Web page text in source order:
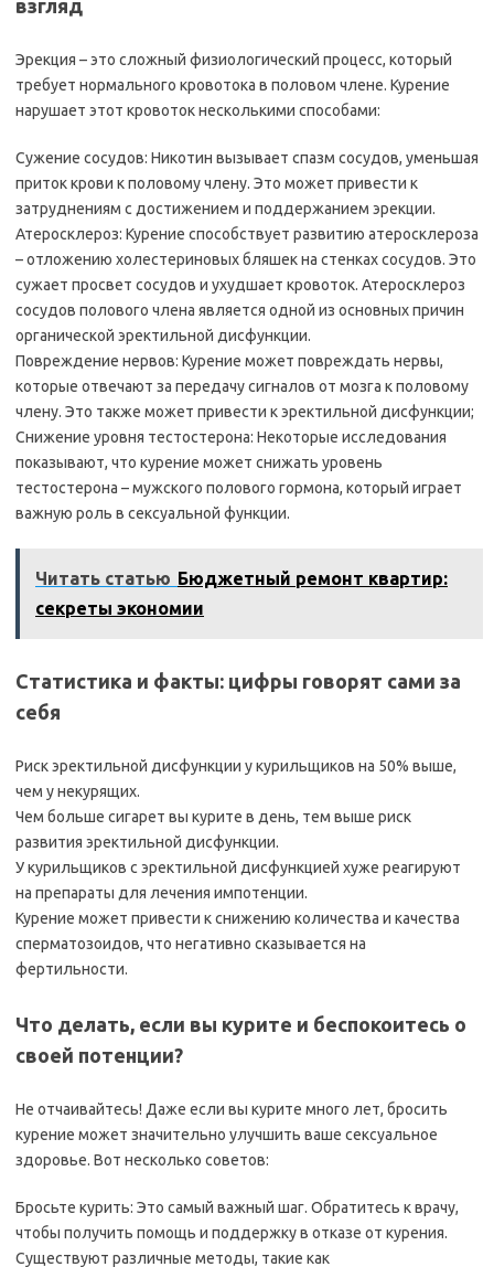
взгляд
Эрекция – это сложный физиологический процесс, который
требует нормального кровотока в половом члене. Курение
нарушает этот кровоток несколькими способами:
Сужение сосудов: Никотин вызывает спазм сосудов, уменьшая
приток крови к половому члену. Это может привести к
затруднениям с достижением и поддержанием эрекции.
Атеросклероз: Курение способствует развитию атеросклероза
– отложению холестериновых бляшек на стенках сосудов. Это
сужает просвет сосудов и ухудшает кровоток. Атеросклероз
сосудов полового члена является одной из основных причин
органической эректильной дисфункции.
Повреждение нервов: Курение может повреждать нервы,
которые отвечают за передачу сигналов от мозга к половому
члену. Это также может привести к эректильной дисфункции;
Снижение уровня тестостерона: Некоторые исследования
показывают, что курение может снижать уровень
тестостерона – мужского полового гормона, который играет
важную роль в сексуальной функции.
Читать статью Бюджетный ремонт квартир:
секреты экономии
Статистика и факты: цифры говорят сами за
себя
Риск эректильной дисфункции у курильщиков на 50% выше,
чем у некурящих.
Чем больше сигарет вы курите в день, тем выше риск
развития эректильной дисфункции.
У курильщиков с эректильной дисфункцией хуже реагируют
на препараты для лечения импотенции.
Курение может привести к снижению количества и качества
сперматозоидов, что негативно сказывается на
фертильности.
Что делать, если вы курите и беспокоитесь о
своей потенции?
Не отчаивайтесь! Даже если вы курите много лет, бросить
курение может значительно улучшить ваше сексуальное
здоровье. Вот несколько советов:
Бросьте курить: Это самый важный шаг. Обратитесь к врачу,
чтобы получить помощь и поддержку в отказе от курения.
Существуют различные методы, такие как